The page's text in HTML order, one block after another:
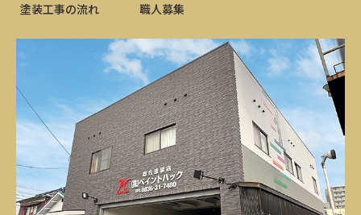
塗装工事の流れ
職人募集